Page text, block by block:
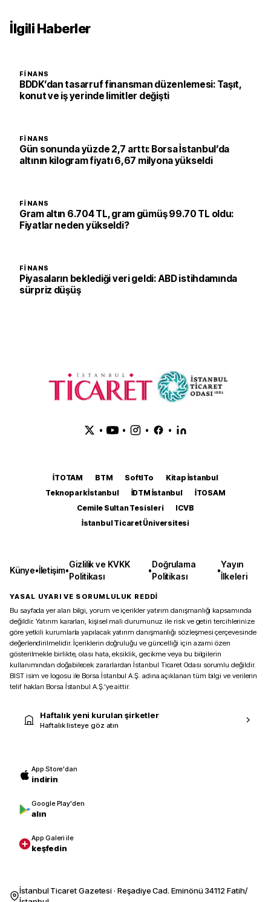
İlgili Haberler
FINANS
BDDK’dan tasarruf finansman düzenlemesi: Taşıt,
konut ve iş yerinde limitler değişti
FINANS
Gün sonunda yüzde 2,7 arttı: Borsa İstanbul’da
altının kilogram fiyatı 6,67 milyona yükseldi
FINANS
Gram altın 6.704 TL, gram gümüş 99.70 TL oldu:
Fiyatlar neden yükseldi?
FINANS
Piyasaların beklediği veri geldi: ABD istihdamında
sürpriz düşüş
• • • •
İTOTAM BTM SoftITo
Kitap İstanbul
Teknopark İstanbul
İDTM İstanbul
İTOSAM
Cemile Sultan Tesisleri
ICVB
İstanbul Ticaret Üniversitesi
Künye•İletişim•
Gizlilik ve KVKK
Politikası
•
Doğrulama
Politikası
•
Yayın
İlkeleri
YASAL UYARI VE SORUMLULUK REDDİ
Bu sayfada yer alan bilgi, yorum ve içerikler yatırım danışmanlığı kapsamında
değildir. Yatırım kararları, kişisel mali durumunuz ile risk ve getiri tercihlerinize
göre yetkili kurumlarla yapılacak yatırım danışmanlığı sözleşmesi çerçevesinde
değerlendirilmelidir. İçeriklerin doğruluğu ve güncelliği için azami özen
gösterilmekle birlikte, olası hata, eksiklik, gecikme veya bu bilgilerin
kullanımından doğabilecek zararlardan İstanbul Ticaret Odası sorumlu değildir.
BIST isim ve logosu ile Borsa İstanbul A.Ş. adına açıklanan tüm bilgi ve verilerin
telif hakları Borsa İstanbul A.Ş.’ye aittir.
Haftalık yeni kurulan şirketler
Haftalık listeye göz atın
App Store'dan
indirin
Google Play'den
alın
App Galeri ile
keşfedin
İstanbul Ticaret Gazetesi · Reşadiye Cad. Eminönü 34112 Fatih/